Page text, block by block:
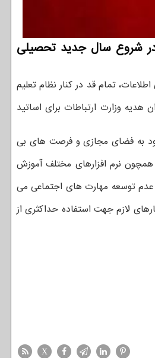
در شروع سال جدید تحصیلی
تمام قد در کنار نظام تعلیم
وزارت ارتباطات برای اساتید
خود به فضای مجازی و فرصت های بی
همچون نرم افزارهای مختلف آموزش
توسعه مهارت های اجتماعی می
لازم جهت استفاده حداکثری از
X